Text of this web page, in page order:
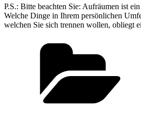
P.S.: Bitte beachten Sie: Aufräumen ist
Welche Dinge in Ihrem persönlichen
welchen Sie sich trennen wollen, obliegt